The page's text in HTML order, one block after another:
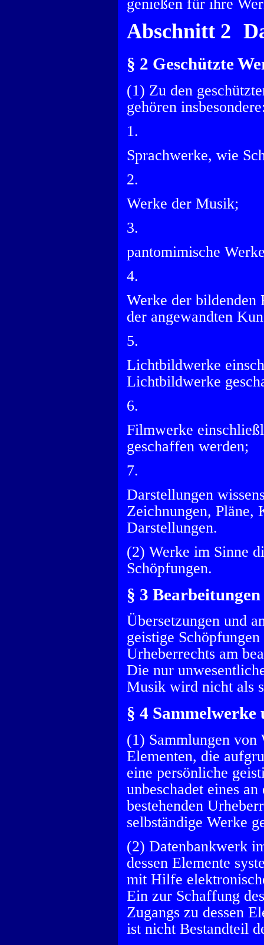
genießen für ihre
Abschnitt 2
§ 2 Geschützte
(1) Zu den
gehören
1.
Sprachwerke, wie
2.
Werke der Musik;
3.
pantomimische
4.
Werke der bildenden
der angewandten
5.
Lichtbildwerke
Lichtbildwerke
6.
Filmwerke
geschaffen werden;
7.
Darstellungen
Zeichnungen, Pläne,
Darstellungen.
(2) Werke im Sinne
Schöpfungen.
§ 3 Bearbeitungen
Übersetzungen und
geistige
Urheberrechts am
Die nur
Musik wird nicht als
§ 4
(1) Sammlungen von
Elementen, die
eine persönliche
unbeschadet eines
bestehenden
selbständige Werke
(2) Datenbankwerk
dessen Elemente
mit Hilfe
Ein zur Schaffung
Zugangs zu dessen
ist nicht Bestandteil